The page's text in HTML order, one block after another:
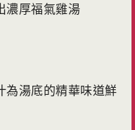
濃厚福氣雞湯
為湯底的精華味道鮮